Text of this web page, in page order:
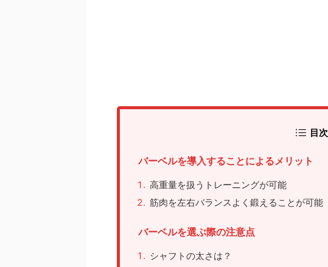
目次
バーベルを導入することによるメリット
高重量を扱うトレーニングが可能
筋肉を左右バランスよく鍛えることが可能
バーベルを選ぶ際の注意点
シャフトの太さは？